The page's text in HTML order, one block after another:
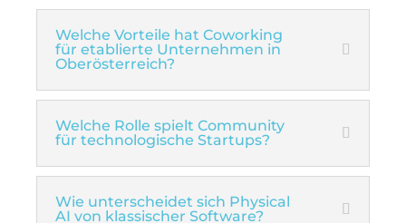
Welche Vorteile hat Coworking
für etablierte Unternehmen in
Oberösterreich?
Welche Rolle spielt Community
für technologische Startups?
Wie unterscheidet sich Physical
AI von klassischer Software?